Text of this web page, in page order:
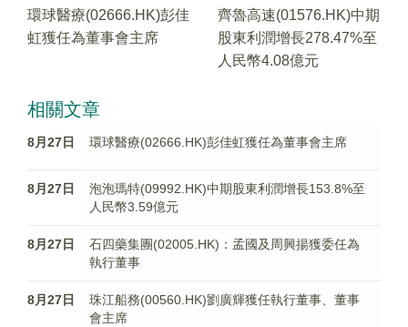
環球醫療(02666.HK)彭佳
虹獲任為董事會主席
齊魯高速(01576.HK)中期
股東利潤增長278.47%至
人民幣4.08億元
相關文章
8月27日 環球醫療(02666.HK)彭佳虹獲任為董事會主席
8月27日
泡泡瑪特(09992.HK)中期股東利潤增長153.8%至
人民幣3.59億元
8月27日
石四藥集團(02005.HK)：孟國及周興揚獲委任為
執行董事
8月27日
珠江船務(00560.HK)劉廣輝獲任執行董事、董事
會主席